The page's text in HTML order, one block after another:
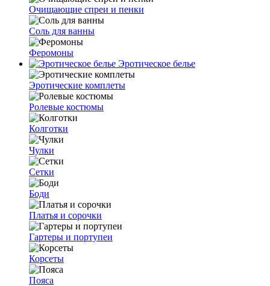
Очищающие спреи и пенки
Соль для ванны
Феромоны
Эротическое белье
Эротические комплеты
Ролевые костюмы
Колготки
Чулки
Сетки
Боди
Платья и сорочки
Гартеры и портупеи
Корсеты
Пояса